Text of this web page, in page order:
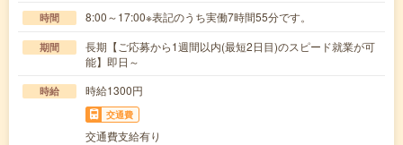
時間 8:00～17:00※表記のうち実働7時間55分です。
期間
長期【ご応募から1週間以内(最短2日目)のスピード就業が可
能】即日～
時給 時給1300円
交通費
交通費支給有り